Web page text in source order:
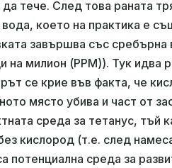
да тече. След това раната
вода, което на практика е
завършва със
на милион (PPM)). Тук идва
се крие във факта, че
място убива и част от
среда за тетанус, тъй
кислород (т.е. след
потенциална среда за